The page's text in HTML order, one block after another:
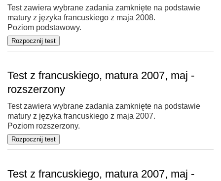
Test zawiera wybrane zadania zamknięte na podstawie
matury z języka francuskiego z maja 2008.
Poziom podstawowy.
Test z francuskiego, matura 2007, maj -
rozszerzony
Test zawiera wybrane zadania zamknięte na podstawie
matury z języka francuskiego z maja 2007.
Poziom rozszerzony.
Test z francuskiego, matura 2007, maj -